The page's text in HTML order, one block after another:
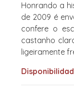
Honrando a
de 2009 é
confere o
castanho
ligeiramente